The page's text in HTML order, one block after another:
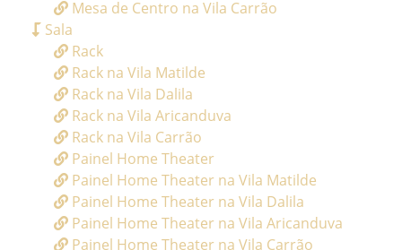
Mesa de Centro na Vila Carrão
Sala
Rack
Rack na Vila Matilde
Rack na Vila Dalila
Rack na Vila Aricanduva
Rack na Vila Carrão
Painel Home Theater
Painel Home Theater na Vila Matilde
Painel Home Theater na Vila Dalila
Painel Home Theater na Vila Aricanduva
Painel Home Theater na Vila Carrão